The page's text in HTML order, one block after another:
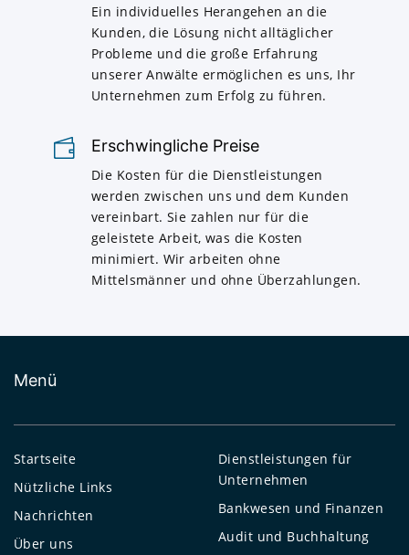
Ein individuelles Herangehen an die
Kunden, die Lösung nicht alltäglicher
Probleme und die große Erfahrung
unserer Anwälte ermöglichen es uns, Ihr
Unternehmen zum Erfolg zu führen.
Erschwingliche Preise
Die Kosten für die Dienstleistungen
werden zwischen uns und dem Kunden
vereinbart. Sie zahlen nur für die
geleistete Arbeit, was die Kosten
minimiert. Wir arbeiten ohne
Mittelsmänner und ohne Überzahlungen.
Menü
Startseite
Nützliche Links
Nachrichten
Über uns
Dienstleistungen für
Unternehmen
Bankwesen und Finanzen
Audit und Buchhaltung